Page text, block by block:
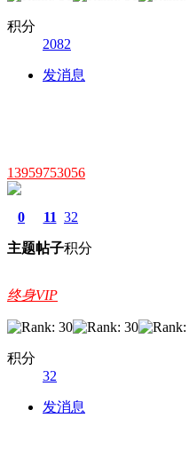
积分
2082
发消息
13959753056
0
主题
11
帖子
32
积分
终身VIP
积分
32
发消息